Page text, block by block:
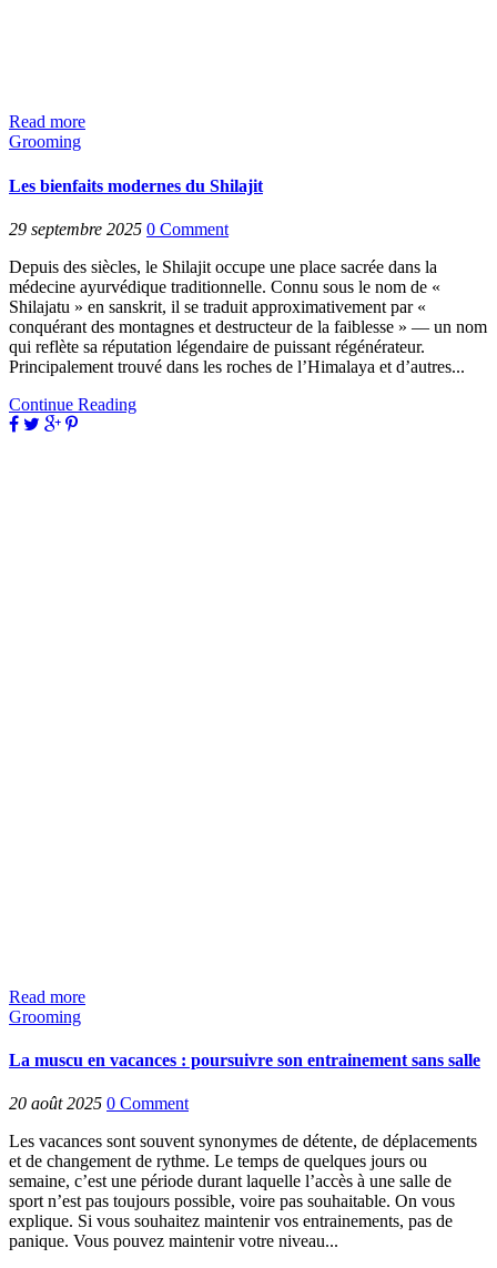
Read more
Grooming
Les bienfaits modernes du Shilajit
29 septembre 2025 0 Comment
Depuis des siècles, le Shilajit occupe une place sacrée dans la
médecine ayurvédique traditionnelle. Connu sous le nom de «
Shilajatu » en sanskrit, il se traduit approximativement par «
conquérant des montagnes et destructeur de la faiblesse » — un nom
qui reflète sa réputation légendaire de puissant régénérateur.
Principalement trouvé dans les roches de l’Himalaya et d’autres...
Continue Reading
Read more
Grooming
La muscu en vacances : poursuivre son entrainement sans salle
20 août 2025 0 Comment
Les vacances sont souvent synonymes de détente, de déplacements
et de changement de rythme. Le temps de quelques jours ou
semaine, c’est une période durant laquelle l’accès à une salle de
sport n’est pas toujours possible, voire pas souhaitable. On vous
explique. Si vous souhaitez maintenir vos entrainements, pas de
panique. Vous pouvez maintenir votre niveau...